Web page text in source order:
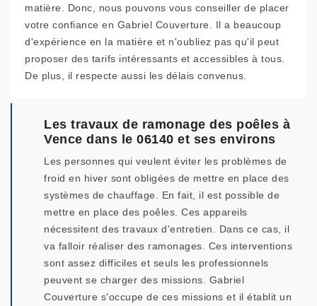
matière. Donc, nous pouvons vous conseiller de placer
votre confiance en Gabriel Couverture. Il a beaucoup
d'expérience en la matière et n'oubliez pas qu'il peut
proposer des tarifs intéressants et accessibles à tous.
De plus, il respecte aussi les délais convenus.
Les travaux de ramonage des poêles à
Vence dans le 06140 et ses environs
Les personnes qui veulent éviter les problèmes de
froid en hiver sont obligées de mettre en place des
systèmes de chauffage. En fait, il est possible de
mettre en place des poêles. Ces appareils
nécessitent des travaux d'entretien. Dans ce cas, il
va falloir réaliser des ramonages. Ces interventions
sont assez difficiles et seuls les professionnels
peuvent se charger des missions. Gabriel
Couverture s'occupe de ces missions et il établit un